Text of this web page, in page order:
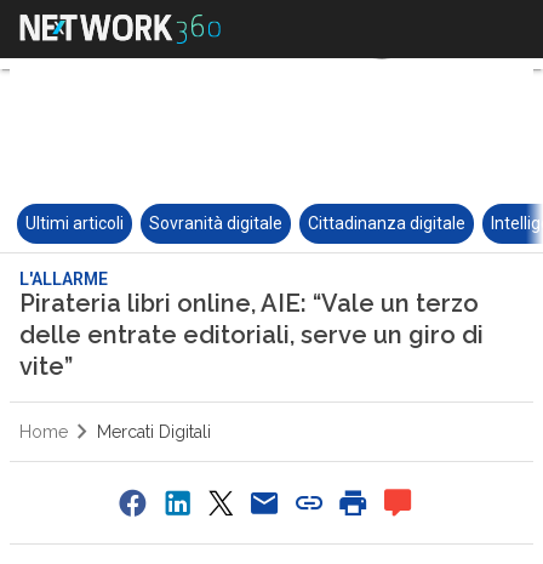
Ultimi articoli Sovranità digitale Cittadinanza digitale
L'ALLARME
Pirateria libri online, AIE: “Vale un terzo
delle entrate editoriali, serve un giro di
vite”
Home Mercati Digitali